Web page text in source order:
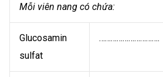
Mỗi viên nang có chứa:
Glucosamin
sulfat
………………………….